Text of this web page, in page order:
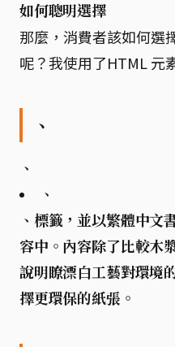
如何聰明選擇
那麼，消費者該如何選
呢？我使用了HTML 元
、
、
、
、 標籤，並以繁體中文
容中。內容除了比較木
說明瞭漂白工藝對環境
擇更環保的紙張。